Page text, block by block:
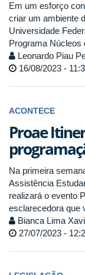
Em um esforço
criar um ambiente
Universidade
Programa Núcleos
Leonardo Piau
16/08/2023 -
ACONTECE
Proae
Na primeira
Assistência
realizará o evento
esclarecedora que
Bianca Lima
27/07/2023 -